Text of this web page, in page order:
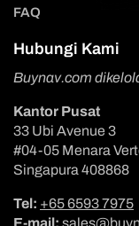
FAQ
Hubungi Kami
Buynav.com
Kantor Pusat
33 Ubi Avenue 3
#04-05 Menara
Singapura 408868
Tel: +65 6593 7975
E-mail: